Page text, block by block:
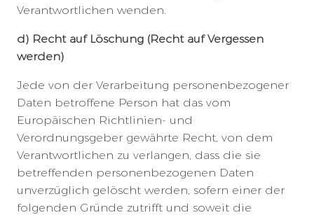
Verantwortlichen wenden.
d) Recht auf Löschung (Recht auf Vergessen
werden)
Jede von der Verarbeitung personenbezogener
Daten betroffene Person hat das vom
Europäischen Richtlinien- und
Verordnungsgeber gewährte Recht, von dem
Verantwortlichen zu verlangen, dass die sie
betreffenden personenbezogenen Daten
unverzüglich gelöscht werden, sofern einer der
folgenden Gründe zutrifft und soweit die